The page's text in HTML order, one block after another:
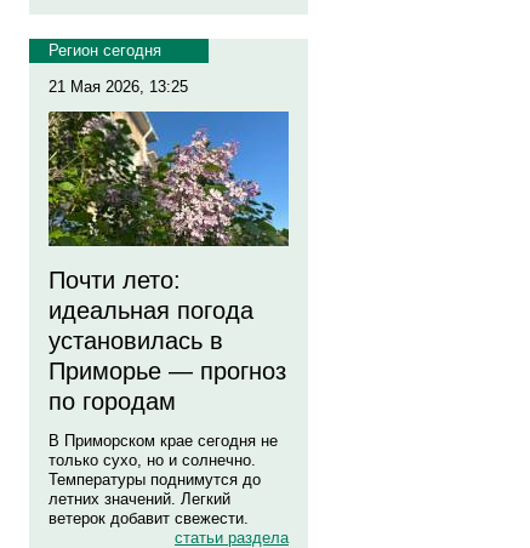
Регион сегодня
21 Мая 2026, 13:25
Почти лето:
идеальная погода
установилась в
Приморье — прогноз
по городам
В Приморском крае сегодня не
только сухо, но и солнечно.
Температуры поднимутся до
летних значений. Легкий
ветерок добавит свежести.
статьи раздела